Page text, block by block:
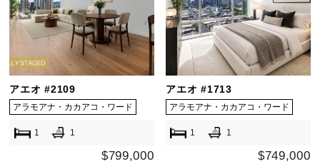
アエオ #2109
アラモアナ・カカアコ・ワード
1 1
$799,000
アエオ #1713
アラモアナ・カカアコ・ワード
1 1
$749,000